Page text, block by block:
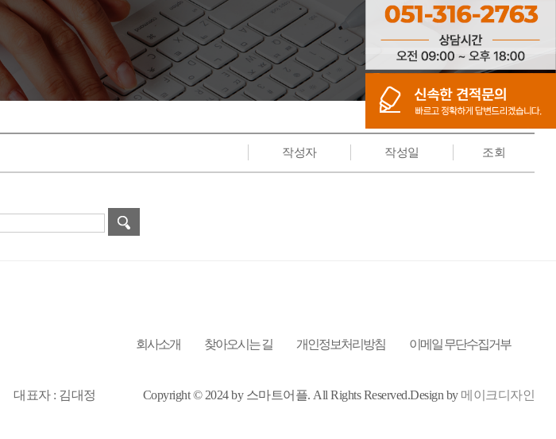
작성자 작성일 조회
회사소개 찾아오시는 길 개인정보처리방침 이메일 무단수집거부
대표자 : 김대정
Copyright © 2024 by 스마트어플. All Rights Reserved.Design by 메이크디자인